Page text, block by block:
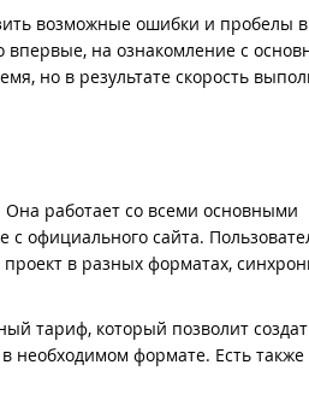
возможные ошибки и пробелы в
впервые, на ознакомление с
но в результате скорость
работает со всеми основными
официального сайта.
в разных форматах,
тариф, который позволит
необходимом формате. Есть также